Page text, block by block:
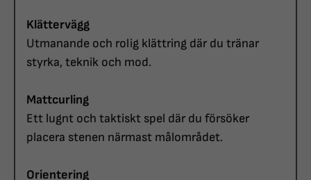
Klättervägg
Utmanande och rolig klättring där du tränar
styrka, teknik och mod.
Mattcurling
Ett lugnt och taktiskt spel där du försöker
placera stenen närmast målområdet.
Orientering